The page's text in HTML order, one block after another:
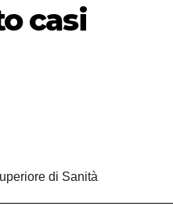
casi
di Sanità